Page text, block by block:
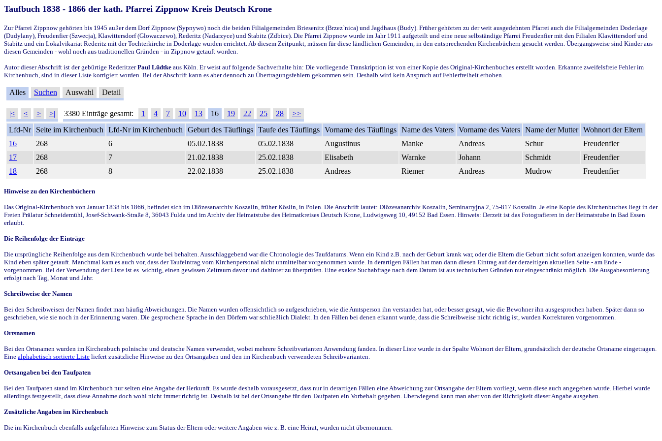
Taufbuch 1838 - 1866 der kath. Pfarrei Zippnow Kreis Deutsch Krone
Zur Pfarrei Zippnow gehörten bis 1945 außer dem Dorf Zippnow (Sypnywo) noch die beiden Filialgemeinden Briesenitz (Brzez`nica) und Jagdhaus (Budy). Früher gehörten zu der weit ausgedehnten Pfarrei auch die Filialgemeinden Doderlage
(Dudylany), Freudenfier (Szwecja), Klawittersdorf (Glowaczewo), Rederitz (Nadarzyce) und Stabitz (Zdbice). Die Pfarrei Zippnow wurde im Jahr 1911 aufgeteilt und eine neue selbständige Pfarrei Freudenfier mit den Filialen Klawittersdorf und
Stabitz und ein Lokalvikariat Rederitz mit der Tochterkirche in Doderlage wurden errichtet. Ab diesem Zeitpunkt, müssen für diese ländlichen Gemeinden, in den entsprechenden Kirchenbüchern gesucht werden. Übergangsweise sind Kinder aus
diesen Gemeinden - wohl noch aus traditionellen Gründen - in Zippnow getauft worden.
Autor dieser Abschrift ist der gebürtige RederitzerPaul Lüdtke aus Köln. Er weist auf folgende Sachverhalte hin: Die vorliegende Transkription ist von einer Kopie des Original-Kirchenbuches erstellt worden. Erkannte zweifelsfreie Fehler im
Kirchenbuch, sind in dieser Liste korrigiert worden. Bei der Abschrift kann es aber dennoch zu Übertragungsfehlern gekommen sein. Deshalb wird kein Anspruch auf Fehlerfreiheit erhoben.
Alles Suchen Auswahl Detail
|< < > >| 3380 Einträge gesamt: 1 4 7 10 13 16 19 22 25 28
>>
Lfd-Nr
Seite im Kirchenbuch Lfd-Nr im Kirchenbuch Geburt des Täuflings Taufe des Täuflings Vorname des Täuflings Name des Vaters Vorname des Vaters Name der Mutter Wohnort der Eltern
16
268 6 05.02.1838 05.02.1838 Augustinus Manke Andreas Schur
Freudenfier
17
268 7 21.02.1838 25.02.1838 Elisabeth Warnke Johann Schmidt
Freudenfier
18
268 8 22.02.1838 25.02.1838 Andreas Riemer Andreas Mudrow Freudenfier
Hinweise zu den Kirchenbüchern
Das Original-Kirchenbuch von Januar 1838 bis 1866, befindet sich im Diözesanarchiv Koszalin, früher Köslin, in Polen. Die Anschrift lautet: Diözesanarchiv Koszalin, Seminarryjna 2, 75-817 Koszalin. Je eine Kopie des Kirchenbuches liegt in der
Freien Prälatur Schneidemühl, Josef-Schwank-Straße 8, 36043 Fulda und im Archiv der Heimatstube des Heimatkreises Deutsch Krone, Ludwigsweg 10, 49152 Bad Essen. Hinweis: Derzeit ist das Fotografieren in der Heimatstube in Bad Essen
erlaubt.
Die Reihenfolge der Einträge
Die ursprüngliche Reihenfolge aus dem Kirchenbuch wurde bei behalten. Ausschlaggebend war die Chronologie des Taufdatums. Wenn ein Kind z.B. nach der Geburt krank war, oder die Eltern die Geburt nicht sofort anzeigen konnten, wurde das
Kind eben später getauft. Manchmal kam es auch vor, dass der Taufeintrag vom Kirchenpersonal nicht unmittelbar vorgenommen wurde. In derartigen Fällen hat man dann diesen Eintrag auf der derzeitigen aktuellen Seite - am Ende -
vorgenommen. Bei der Verwendung der Liste ist es wichtig, einen gewissen Zeitraum davor und dahinter zu überprüfen. Eine exakte Suchabfrage nach dem Datum ist aus technischen Gründen nur eingeschränkt möglich. Die Ausgabesortierung
erfolgt nach Tag, Monat und Jahr.
Schreibweise der Namen
Bei den Schreibweisen der Namen findet man häufig Abweichungen. Die Namen wurden offensichtlich so aufgeschrieben, wie die Amtsperson ihn verstanden hat, oder besser gesagt, wie die Bewohner ihn ausgesprochen haben. Später dann so
geschrieben, wie sie noch in der Erinnerung waren. Die gesprochene Sprache in den Dörfern war schließlich Dialekt. In den Fällen bei denen erkannt wurde, dass die Schreibweise nicht richtig ist, wurden Korrekturen vorgenommen.
Ortsnamen
Bei den Ortsnamen wurden im Kirchenbuch polnische und deutsche Namen verwendet, wobei mehrere Schreibvarianten Anwendung fanden. In dieser Liste wurde in der Spalte Wohnort der Eltern, grundsätzlich der deutsche Ortsname eingetragen.
Eine alphabetisch sortierte Liste liefert zusätzliche Hinweise zu den Ortsangaben und den im Kirchenbuch verwendeten Schreibvarianten.
Ortsangaben bei den Taufpaten
Bei den Taufpaten stand im Kirchenbuch nur selten eine Angabe der Herkunft. Es wurde deshalb vorausgesetzt, dass nur in derartigen Fällen eine Abweichung zur Ortsangabe der Eltern vorliegt, wenn diese auch angegeben wurde. Hierbei wurde
allerdings festgestellt, dass diese Annahme doch wohl nicht immer richtig ist. Deshalb ist bei der Ortsangabe für den Taufpaten ein Vorbehalt gegeben. Überwiegend kann man aber von der Richtigkeit dieser Angabe ausgehen.
Zusätzliche Angaben im Kirchenbuch
Die im Kirchenbuch ebenfalls aufgeführten Hinweise zum Status der Eltern oder weitere Angaben wie z. B. eine Heirat, wurden nicht übernommen.